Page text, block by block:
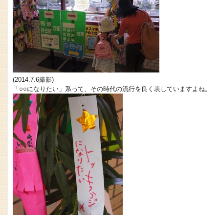
(2014.7.6撮影)
「○○になりたい」系って、その時代の流行を良く表していますよね。